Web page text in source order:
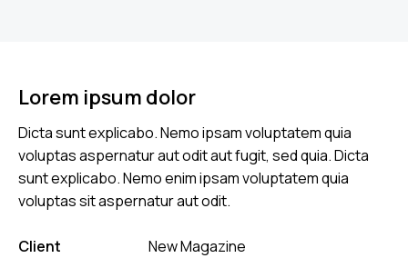
Lorem ipsum dolor
Dicta sunt explicabo. Nemo ipsam voluptatem quia
voluptas aspernatur aut odit aut fugit, sed quia. Dicta
sunt explicabo. Nemo enim ipsam voluptatem quia
voluptas sit aspernatur aut odit.
Client
New Magazine